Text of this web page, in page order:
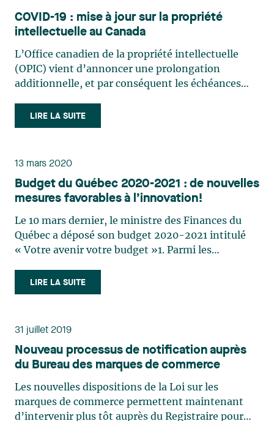
COVID-19 : mise à jour sur la propriété
intellectuelle au Canada
L’Office canadien de la propriété intellectuelle
(OPIC) vient d’annoncer une prolongation
additionnelle, et par conséquent les échéances
jusqu’au 1er mai 2020. L’OPIC poursuit par ailleurs
ses activités et notre équipe de propriété
LIRE LA SUITE
13 mars 2020
Budget du Québec 2020-2021 : de nouvelles
mesures favorables à l’innovation!
Le 10 mars dernier, le ministre des Finances du
Québec a déposé son budget 2020-2021 intitulé
« Votre avenir votre budget »1. Parmi les
gouvernement, de nouveaux incitatifs fiscaux à
l’innovation et à la commercialisation de
LIRE LA SUITE
31 juillet 2019
Nouveau processus de notification auprès
du Bureau des marques de commerce
Les nouvelles dispositions de la Loi sur les
marques de commerce permettent maintenant
d’intervenir plus tôt auprès du Registraire pour